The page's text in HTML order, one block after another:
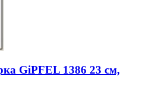
GiPFEL 1386 23 см,